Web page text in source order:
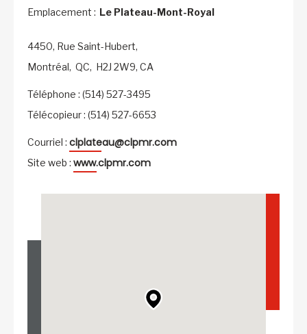
Emplacement : Le Plateau-Mont-Royal
4450, Rue Saint-Hubert,
Montréal, QC, H2J 2W9, CA
Téléphone : (514) 527-3495
Télécopieur : (514) 527-6653
Courriel : clplateau@clpmr.com
Site web : www.clpmr.com